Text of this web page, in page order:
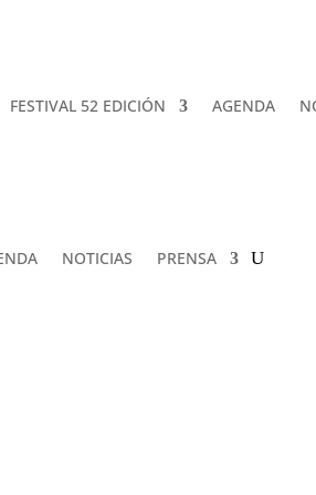
FESTIVAL 52 EDICIÓN AGENDA
NOTICIAS PRENSA